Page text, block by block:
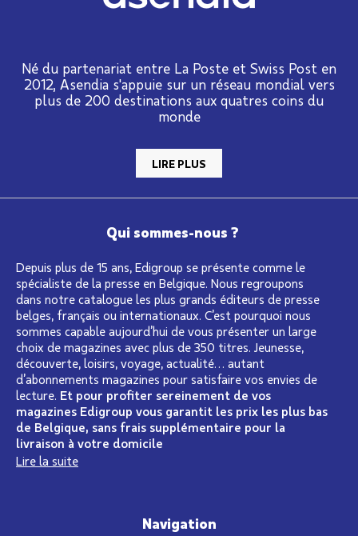
Né du partenariat entre La Poste et Swiss Post en
2012, Asendia s'appuie sur un réseau mondial vers
plus de 200 destinations aux quatres coins du
monde
LIRE PLUS
Qui sommes-nous ?
Depuis plus de 15 ans, Edigroup se présente comme le
spécialiste de la presse en Belgique. Nous regroupons
dans notre catalogue les plus grands éditeurs de presse
belges, français ou internationaux. C’est pourquoi nous
sommes capable aujourd’hui de vous présenter un large
choix de magazines avec plus de 350 titres. Jeunesse,
découverte, loisirs, voyage, actualité… autant
d’abonnements magazines pour satisfaire vos envies de
lecture. Et pour profiter sereinement de vos
magazines Edigroup vous garantit les prix les plus bas
de Belgique, sans frais supplémentaire pour la
livraison à votre domicile
Lire la suite
Navigation